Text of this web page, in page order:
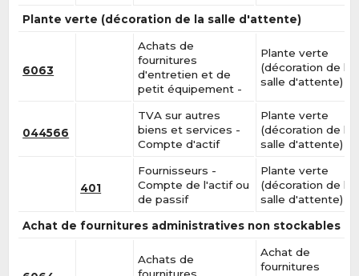
Plante verte (décoration de la salle d'attente)
6063
Achats de
fournitures
d'entretien et de
petit équipement -
Plante verte
(décoration de la
salle d'attente)
044566
TVA sur autres
biens et services -
Compte d'actif
Plante verte
(décoration de la
salle d'attente)
401
Fournisseurs -
Compte de l'actif ou
de passif
Plante verte
(décoration de la
salle d'attente)
Achat de fournitures administratives non stockables
Achats de
fournitures
Achat de
fournitures